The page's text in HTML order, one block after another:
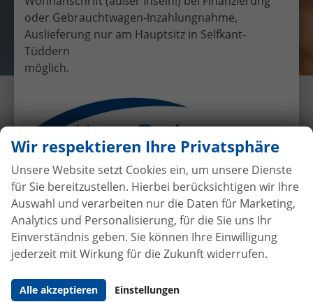
Übergabe eines EU-
Neufahrzeuges Audi A3
Sportback an Frau Dollinger
18.1.2019 • Auslieferungen
Wir respektieren Ihre Privatsphäre
Unsere Website setzt Cookies ein, um unsere Dienste
für Sie bereitzustellen. Hierbei berücksichtigen wir Ihre
Auswahl und verarbeiten nur die Daten für Marketing,
Analytics und Personalisierung, für die Sie uns Ihr
Einverständnis geben. Sie können Ihre Einwilligung
jederzeit mit Wirkung für die Zukunft widerrufen.
Alle akzeptieren Einstellungen
oder Gebrauchtwagen-Inzahlungnahme,
Auslieferung nur am Hauptsitz in Selfkant-
Tüddern
möglich.
Autokaufohne Anzahlungbei
Vertragsabschluss
Beim Automobilhandel von der Forst genießen Sie
maximale Sicherheit und Transparenz. Bei uns